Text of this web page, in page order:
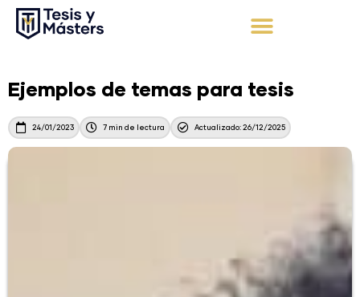
Ejemplos de temas para tesis
24/01/2023 7 min de lectura Actualizado: 26/12/2025